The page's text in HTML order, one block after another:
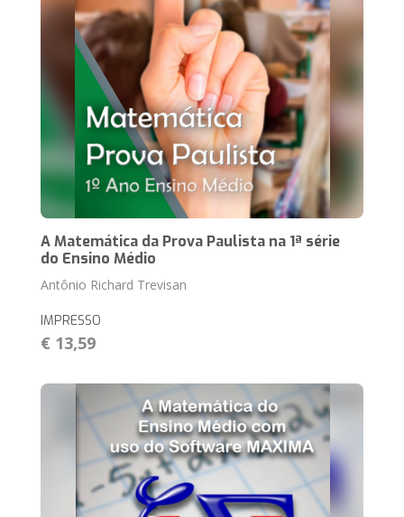
A Matemática da Prova Paulista na 1ª série
do Ensino Médio
Antônio Richard Trevisan
IMPRESSO
€ 13,59